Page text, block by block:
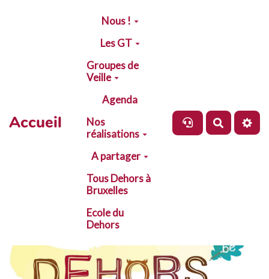
Aller au contenu principal
Accueil
Nous !
Les GT
Groupes de
Veille
Agenda
Nos
réalisations
A partager
Tous Dehors à
Bruxelles
Ecole du
Dehors